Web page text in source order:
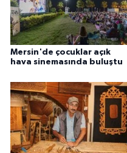
Mersin'de çocuklar açık
hava sinemasında buluştu